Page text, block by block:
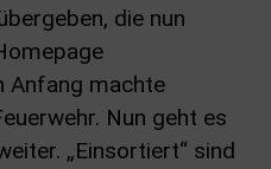
die nun
Anfang machte
Nun geht es
„Einsortiert“ sind